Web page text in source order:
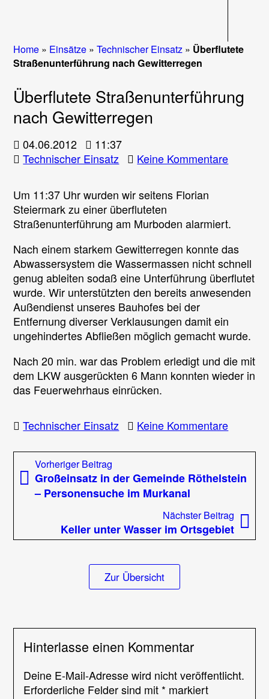
Home » Einsätze »Technischer Einsatz » Überflutete
Straßenunterführung nach Gewitterregen
Überflutete Straßenunterführung
nach Gewitterregen
04.06.2012
11:37
Technischer Einsatz
Keine Kommentarezu
Um 11:37 Uhr wurden wir seitens Florian
Steiermark zu einer überfluteten
Straßenunterführung am Murboden alarmiert.
Nach einem starkem Gewitterregen konnte das
Abwassersystem die Wassermassen nicht schnell
genug ableiten sodaß eine Unterführung überflutet
wurde. Wir unterstützten den bereits anwesenden
Außendienst unseres Bauhofes bei der
Entfernung diverser Verklausungen damit ein
ungehindertes Abfließen möglich gemacht wurde.
Nach 20 min. war das Problem erledigt und die mit
dem LKW ausgerückten 6 Mann konnten wieder in
das Feuerwehrhaus einrücken.
Technischer Einsatz Keine Kommentarezu
Beitragsnavigation
Vorheriger Beitrag
Beitrag:
Großeinsatz in der Gemeinde Röthelstein
– Personensuche im Murkanal
Nächster Beitrag
Keller unter Wasser im Ortsgebiet
Zur Übersicht
Hinterlasse einen Kommentar
Deine E-Mail-Adresse wird nicht veröffentlicht.
Erforderliche Felder sind mit * markiert